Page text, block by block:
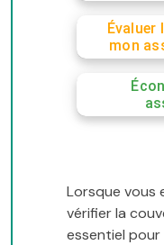
Évaluer
mon
Lorsque vous
vérifier la
essentiel